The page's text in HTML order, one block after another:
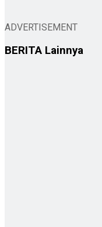
ADVERTISEMENT
BERITA Lainnya